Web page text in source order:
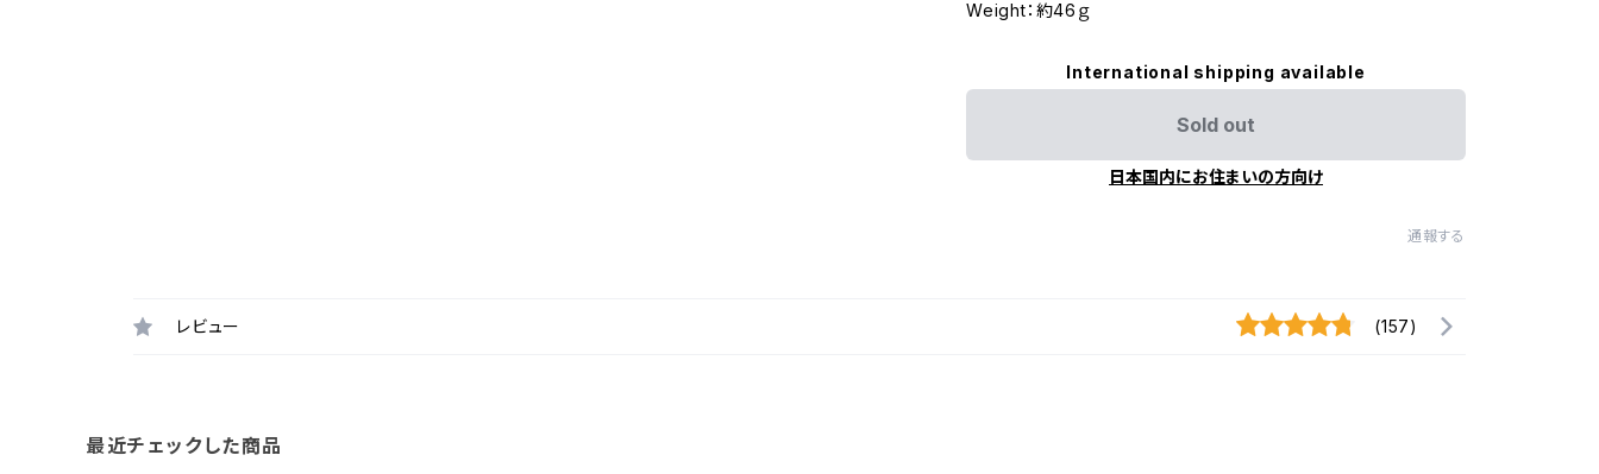
Weight：約46ｇ
International shipping available
Sold out
日本国内にお住まいの方向け
通報する
レビュー (157)
最近チェックした商品